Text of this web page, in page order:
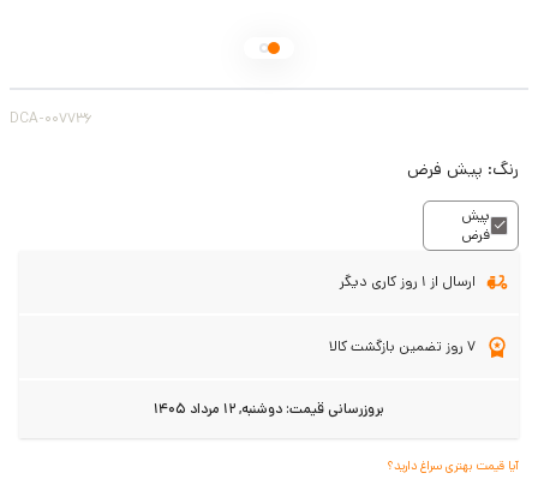
DCA-007736
رنگ: پیش فرض
پیش
فرض
ارسال از 1 روز کاری دیگر
7 روز تضمین بازگشت کالا
بروزرسانی قیمت: دوشنبه, 12 مرداد 1405
آیا قیمت بهتری سراغ دارید؟